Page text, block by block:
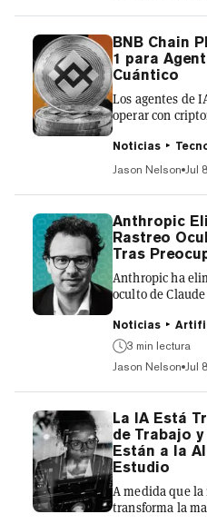
para el negocio
en San
cuarto fondo
IA, el hardware
emergentes,
en la inve...
BNB Chain
1 para
Cuántico
Los agentes de
operar con
listas para ellos.
presentó sus
blockchain de
operaciones de
automatizados
IA a velocidades
mercados
red funcionará
existente de
Noticias
Jason Nelson Jul
Anthropic
Rastreo
Tras
Anthropic ha
oculto de
asistente de
marcadores no
ubicación de
proxies y
chinos de IA.
por el
señales en los
Code que
Anthropic
Noticias
3 min lectura
Jason Nelson Jul
La IA Está
de Trabajo
Están a la
Estudio
A medida que
transforma la